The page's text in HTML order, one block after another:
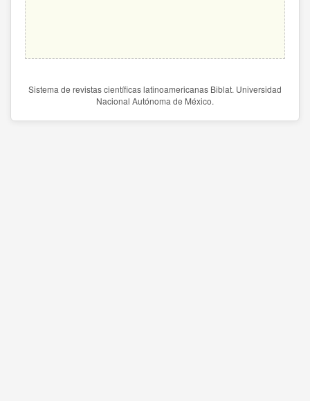
Sistema de revistas científicas latinoamericanas Biblat. Universidad
Nacional Autónoma de México.